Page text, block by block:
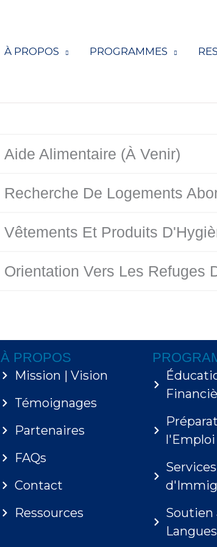
À PROPOS PROGRAMMES
Aide Alimentaire (à Venir)
Recherche De Logements
Vêtements Et Produits
Orientation Vers Les Refuges
À PROPOS
Mission | Vision
Témoignages
Partenaires
FAQs
Contact
Ressources
l'Emploi
Services
Soutien